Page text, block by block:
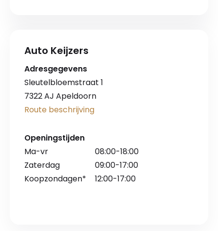
Auto Keijzers
Adresgegevens
Sleutelbloemstraat 1
7322 AJ Apeldoorn
Route beschrijving
Openingstijden
Ma-vr
08:00-18:00
Zaterdag
09:00-17:00
Koopzondagen*
12:00-17:00